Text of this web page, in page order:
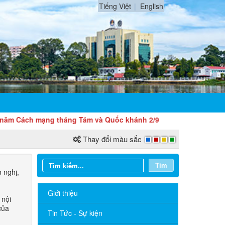
Tiếng Việt English
mạng tháng Tám và Quốc khánh 2/9
Thay đổi màu sắc
nghị,
Tìm
Giới thiệu
Tin Tức - Sự kiện